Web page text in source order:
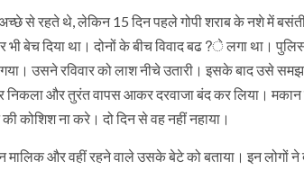
से रहते थे, लेकिन 15 दिन पहले गोपी शराब के नशे में
बेच दिया था। दोनों के बीच विवाद बढ?े लगा था।
उसने रविवार को लाश नीचे उतारी। इसके बाद उसे समझ
निकला और तुरंत वापस आकर दरवाजा बंद कर लिया।
कोशिश ना करे। दो दिन से वह नहीं नहाया।
और वहीं रहने वाले उसके बेटे को बताया। इन लोगों ने